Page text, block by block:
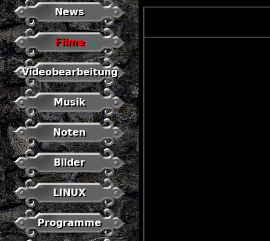
News
Filme
Videobearbeitung
Musik
Noten
Bilder
LINUX
Programme